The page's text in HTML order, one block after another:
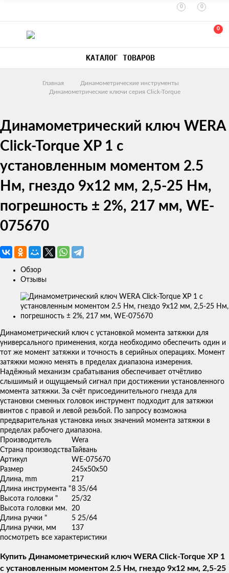
0 0
0
КАТАЛОГ ТОВАРОВ
Главная
Динамометрические инструменты
Динамометрические ключи серия Click-Torque
Динамометрический ключ WERA
Click-Torque XP 1 с
установленным моментом 2.5
Нм, гнездо 9x12 мм, 2,5-25 Нм,
погрешность ± 2%, 217 мм, WE-
075670
Обзор
Отзывы
Изображения
товаров
Динамометрический ключ с установкой момента затяжки для
универсального применения, когда необходимо обеспечить один и
тот же момент затяжки и точность в серийных операциях. Момент
затяжки можно менять в пределах диапазона измерения.
Надёжный механизм срабатывания обеспечивает отчётливо
слышимый и ощущаемый сигнал при достижении установленного
момента затяжки. За счёт присоединительного гнезда для
установки сменных головок инструмент подходит для затяжки
винтов с правой и левой резьбой. По запросу возможна
предварительная установка иных значений момента затяжки в
пределах рабочего диапазона.
Производитель
Wera
Страна производства Тайвань
Артикул
WE-075670
Размер
245x50x50
Длина, mm
217
Длина инструмента "8 35/64
Высота головки "
25/32
Высота головки мм.
20
Длина ручки "
5 25/64
Длина ручки, мм
137
посмотреть все характеристики
Купить Динамометрический ключ WERA Click-Torque XP 1
с установленным моментом 2.5 Нм, гнездо 9x12 мм, 2,5-25